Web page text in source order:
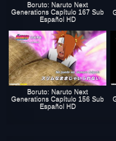
Boruto: Naruto Next
Generations Capítulo 167 Sub
Español HD
Boruto: Naruto Next
Generations Capítulo 156 Sub
Español HD